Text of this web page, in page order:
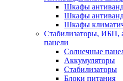
Шкафы
Шкафы
Шкафы
Стабилизаторы, ИБП,
панели
Солнечные
Аккумуляторы
Стабилизаторы
Блоки питания